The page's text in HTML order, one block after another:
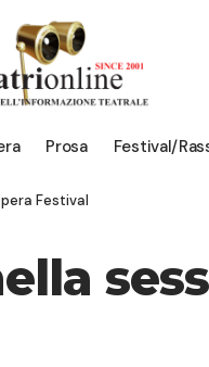
Prosa Festival/
Festival